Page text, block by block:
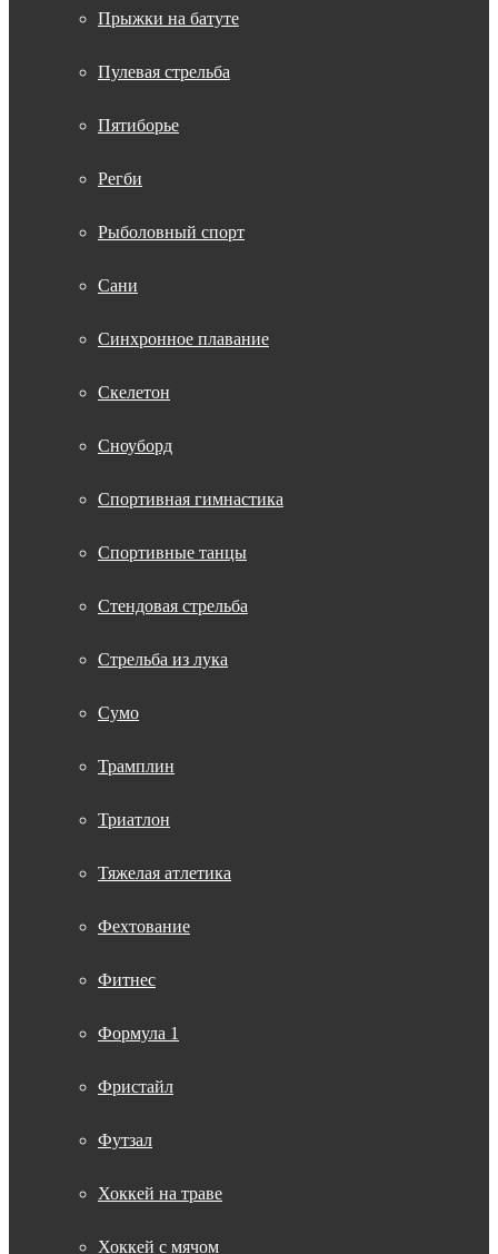
Прыжки на батуте
Пулевая стрельба
Пятиборье
Регби
Рыболовный спорт
Сани
Синхронное плавание
Скелетон
Сноуборд
Спортивная гимнастика
Спортивные танцы
Стендовая стрельба
Стрельба из лука
Сумо
Трамплин
Триатлон
Тяжелая атлетика
Фехтование
Фитнес
Формула 1
Фристайл
Футзал
Хоккей на траве
Хоккей с мячом